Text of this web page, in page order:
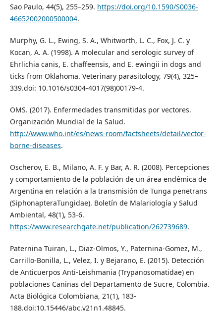
Sao Paulo, 44(5), 255–259. https://doi.org/10.1590/S0036-
46652002000500004.
Murphy, G. L., Ewing, S. A., Whitworth, L. C., Fox, J. C. y
Kocan, A. A. (1998). A molecular and serologic survey of
Ehrlichia canis, E. chaffeensis, and E. ewingii in dogs and
ticks from Oklahoma. Veterinary parasitology, 79(4), 325–
339.doi: 10.1016/s0304-4017(98)00179-4.
OMS. (2017). Enfermedades transmitidas por vectores.
Organización Mundial de la Salud.
http://www.who.int/es/news-room/factsheets/detail/vector-
borne-diseases.
Oscherov, E. B., Milano, A. F. y Bar, A. R. (2008). Percepciones
y comportamiento de la población de un área endémica de
Argentina en relación a la transmisión de Tunga penetrans
(SiphonapteraTungidae). Boletín de Malariología y Salud
Ambiental, 48(1), 53-6.
https://www.researchgate.net/publication/262739689.
Paternina Tuiran, L., Diaz-Olmos, Y., Paternina-Gomez, M.,
Carrillo-Bonilla, L., Velez, I. y Bejarano, E. (2015). Detección
de Anticuerpos Anti-Leishmania (Trypanosomatidae) en
poblaciones Caninas del Departamento de Sucre, Colombia.
Acta Biológica Colombiana, 21(1), 183-
188.doi:10.15446/abc.v21n1.48845.